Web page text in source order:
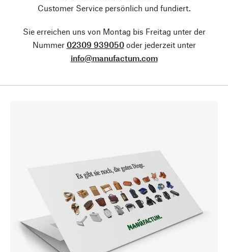
Customer Service persönlich und fundiert.
Sie erreichen uns von Montag bis Freitag unter der
Nummer 02309 939050oder jederzeit unter
info@manufactum.com